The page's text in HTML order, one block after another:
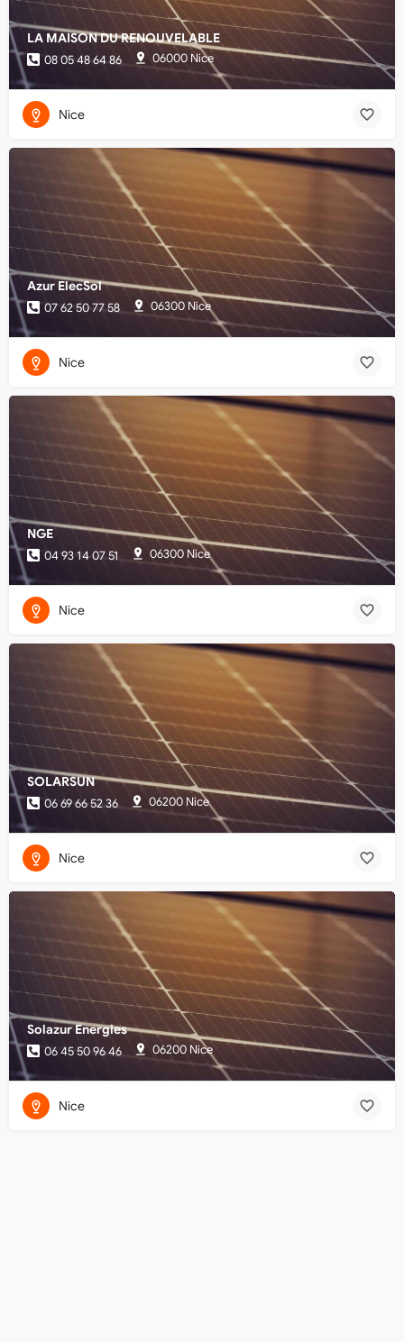
LA MAISON DU RENOUVELABLE
08 05 48 64 86 06000 Nice
Nice
Azur ElecSol
07 62 50 77 58 06300 Nice
Nice
NGE
04 93 14 07 51 06300 Nice
Nice
SOLARSUN
06 69 66 52 36 06200 Nice
Nice
Solazur Energies
06 45 50 96 46 06200 Nice
Nice